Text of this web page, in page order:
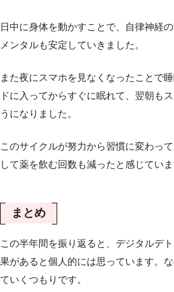
日中に身体を動かすことで、自律神経
メンタルも安定していきました。
また夜にスマホを見なくなったことで
ドに入ってからすぐに眠れて、翌朝も
うになりました。
このサイクルが努力から習慣に変わっ
して薬を飲む回数も減ったと感じていま
まとめ
この半年間を振り返ると、デジタルデ
果があると個人的には思っています。
ていくつもりです。